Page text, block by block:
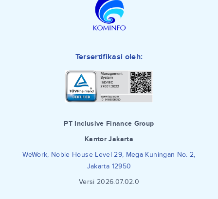
Tersertifikasi oleh:
PT Inclusive Finance Group
Kantor Jakarta
WeWork, Noble House Level 29, Mega Kuningan No. 2,
Jakarta 12950
Versi 2026.07.02.0